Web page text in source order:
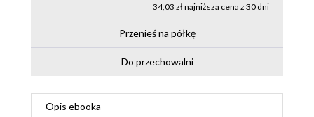
34,03 zł najniższa cena z 30 dni
Przenieś na półkę
Do przechowalni
Opis ebooka